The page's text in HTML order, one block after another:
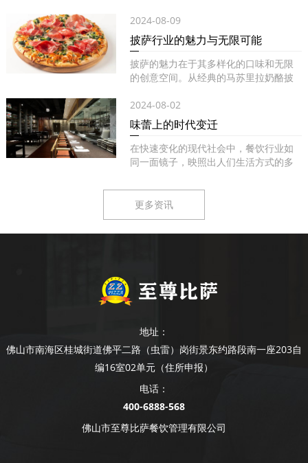
2024-08-09
披萨行业的魅力与无限可能
披萨的魅力在于其多样化的口味和无限
的创意空间。从经典的马苏里拉奶酪披
2024-08-02
味蕾上的时代变迁
在快速变化的现代社会中，餐饮行业如
同一面镜子，映照出人们生活方式的多
更多资讯
地址：
佛山市南海区桂城街道佛平二路（虫雷）岗街景东约路段南一座203自
编16室02单元（住所申报）
电话：
400-6888-568
佛山市至尊比萨餐饮管理有限公司